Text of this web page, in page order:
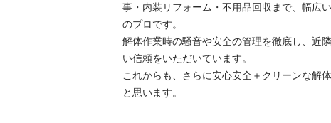
事・内装リフォーム・不用品回収まで、幅広
のプロです。
解体作業時の騒音や安全の管理を徹底し、近
い信頼をいただいています。
これからも、さらに安心安全＋クリーンな解
と思います。